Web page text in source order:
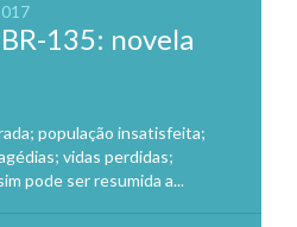
135: novela
população insatisfeita;
vidas perdidas;
pode ser resumida a...